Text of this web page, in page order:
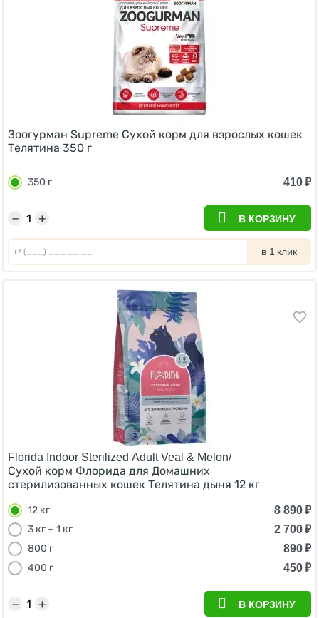
Зоогурман Supreme Сухой корм для взрослых кошек
Телятина 350 г
350 г 410₽
+
− В КОРЗИНУ
в 1 клик
Florida Indoor Sterilized Adult Veal & Melon/
Сухой корм Флорида для Домашних
стерилизованных кошек Телятина дыня 12 кг
12 кг 8 890₽
3 кг + 1 кг
2 700₽
800 г
890₽
400 г
450₽
+
− В КОРЗИНУ